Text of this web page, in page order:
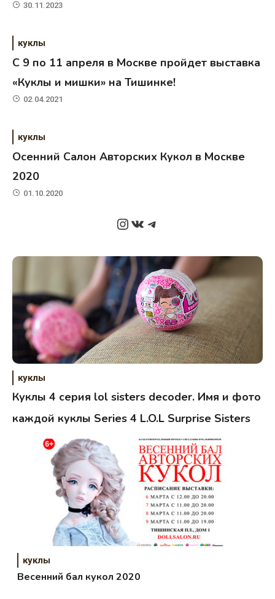
30.11.2023
куклы
C 9 по 11 апреля в Москве пройдет выставка
«Куклы и мишки» на Тишинке!
02.04.2021
куклы
Осенний Салон Авторских Кукол в Москве
2020
01.10.2020
Instagram
ВКонтакте
Telegram
куклы
Куклы 4 серия lol sisters decoder. Имя и фото
каждой куклы Series 4 L.O.L Surprise Sisters
куклы
Весенний бал кукол 2020